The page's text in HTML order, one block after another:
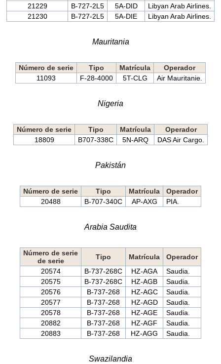
21229
B-727-2L5 5A-DID
Libyan Arab Airlines.
21230
B-727-2L5 5A-DIE Libyan Arab Airlines.
Mauritania
Número de serie Tipo Matrícula
Operador
11093
F-28-4000 5T-CLG Air Mauritanie.
Nigeria
Número de serie Tipo Matrícula
Operador
18809
B707-338C 5N-ARQ DAS Air Cargo.
Pakistán
Número de serie Tipo Matrícula
Operador
20488
B-707-340C AP-AXG PIA.
Arabia Saudita
Número de serie
de serie
Tipo Matrícula
Operador
20574
B-737-268C HZ-AGA
Saudia.
20575
B-737-268C HZ-AGB
Saudia.
20576
B-737-268 HZ-AGC
Saudia.
20577
B-737-268 HZ-AGD
Saudia.
20578
B-737-268 HZ-AGE
Saudia.
20882
B-737-268 HZ-AGF
Saudia.
20883
B-737-268 HZ-AGG Saudia.
Swazilandia